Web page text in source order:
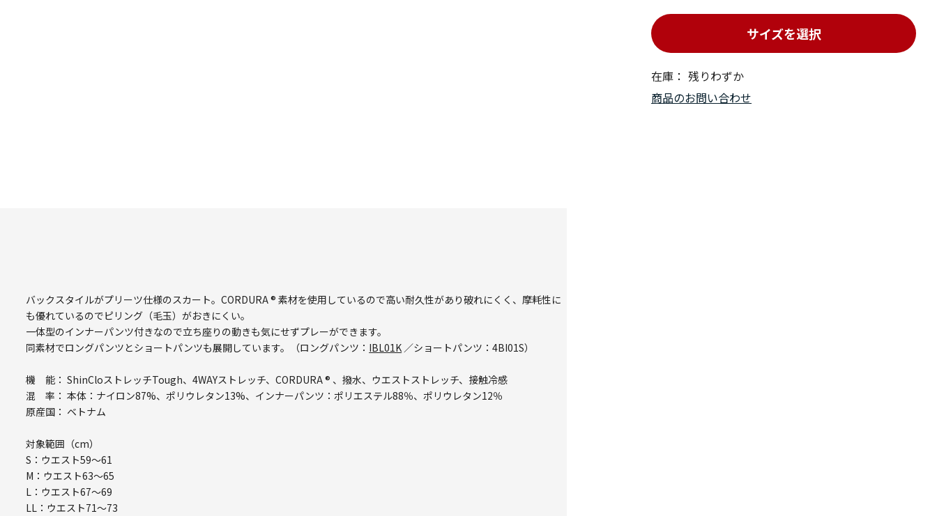
在庫： 残りわずか
サイズを選択
商品のお問い合わせ
バックスタイルがプリーツ仕様のスカート。CORDURA ® 素材を使用しているので高い耐久性があり破れにくく、摩耗性に
も優れているのでピリング（毛玉）がおきにくい。
一体型のインナーパンツ付きなので立ち座りの動きも気にせずプレーができます。
同素材でロングパンツとショートパンツも展開しています。（ロングパンツ： IBL01K ／ショートパンツ：4BI01S）
機 能： ShinCloストレッチTough、4WAYストレッチ、CORDURA ® 、撥水、ウエストストレッチ、接触冷感
混 率： 本体：ナイロン87%、ポリウレタン13%、インナーパンツ：ポリエステル88％、ポリウレタン12％
原産国： ベトナム
対象範囲（cm）
S：ウエスト59～61
M：ウエスト63～65
L：ウエスト67～69
LL：ウエスト71～73